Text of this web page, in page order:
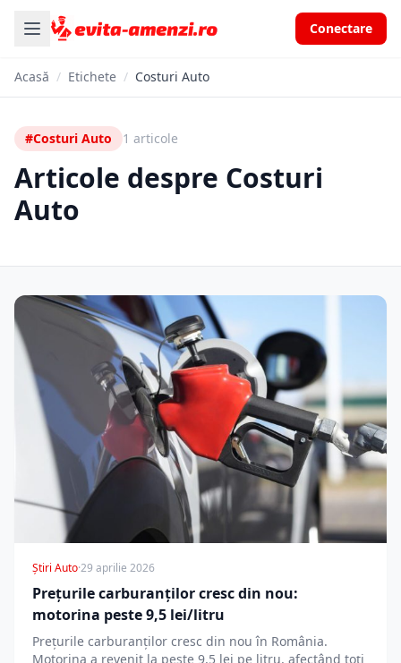
Conectare
Acasă / Etichete / Costuri Auto
#Costuri Auto 1 articole
Articole despre Costuri
Auto
Știri Auto·29 aprilie 2026
Prețurile carburanților cresc din nou:
motorina peste 9,5 lei/litru
Prețurile carburanților cresc din nou în România.
Motorina a revenit la peste 9,5 lei pe litru, afectând toți